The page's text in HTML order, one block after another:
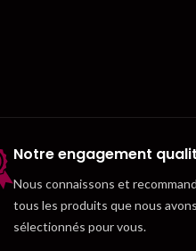
Notre engagement
Nous connaissons et
tous les produits que nous avons
sélectionnés pour vous.